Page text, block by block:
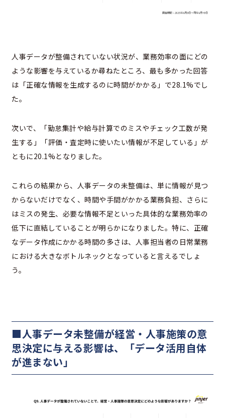
人事データが整備されていない状況が、業務効率の面にどの
ような影響を与えているか尋ねたところ、最も多かった回答
は「正確な情報を生成するのに時間がかかる」で28.1%でし
た。
次いで、「勤怠集計や給与計算でのミスやチェック工数が発
生する」「評価・査定時に使いたい情報が不足している」が
ともに20.1%となりました。
これらの結果から、人事データの未整備は、単に情報が見つ
からないだけでなく、時間や手間がかかる業務負担、さらに
はミスの発生、必要な情報不足といった具体的な業務効率の
低下に直結していることが明らかになりました。特に、正確
なデータ作成にかかる時間の多さは、人事担当者の日常業務
における大きなボトルネックとなっていると言えるでしょ
う。
■人事データ未整備が経営・人事施策の意
思決定に与える影響は、「データ活用自体
が進まない」